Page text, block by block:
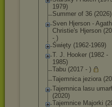
1979)
Summer of 36 (2026)
Sven Hjerson -
Christie's Hjerson
- )
Święty (1962-1969)
T. J. Hooker (1982 -
1985)
Tabu (2017 - )
Tajemnica jeziora
Tajemnica lasu
(2020)
Tajemnice Majorki